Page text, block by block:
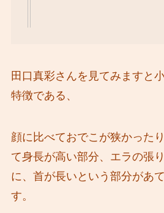
田口真彩さんを見てみますと
特徴である、
顔に比べておでこが狭かった
て身長が高い部分、エラの張
に、首が長いという部分があ
す。